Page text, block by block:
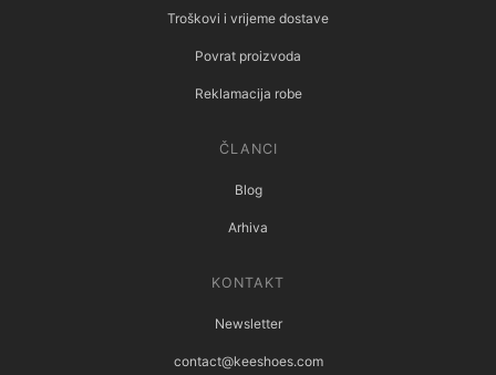
Troškovi i vrijeme dostave
Povrat proizvoda
Reklamacija robe
ČLANCI
Blog
Arhiva
KONTAKT
Newsletter
contact@keeshoes.com